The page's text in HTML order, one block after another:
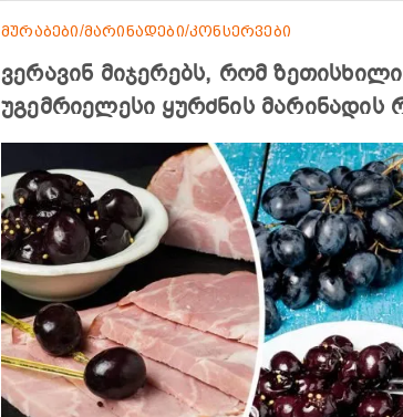
ვერავინ მიჯერებს, რომ
უგემრიელესი ყურძნის მარინადის
მურაბები/მარინადები/კონსერვები